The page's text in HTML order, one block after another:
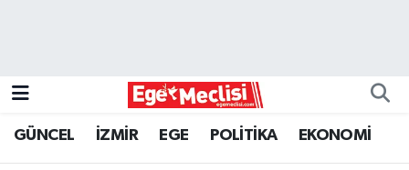
GÜNCEL İZMİR EGE POLİTİKA EKONOMİ
GÜNCEL